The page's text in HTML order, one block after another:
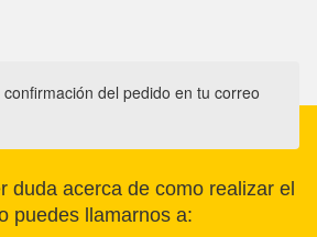
confirmación del pedido en tu correo
duda acerca de como realizar el
puedes llamarnos a: